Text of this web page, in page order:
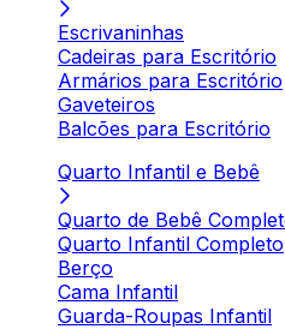
Escrivaninhas
Cadeiras para Escritório
Armários para Escritório
Gaveteiros
Balcões para Escritório
Quarto Infantil e Bebê
Quarto de Bebê
Quarto Infantil Completo
Berço
Cama Infantil
Guarda-Roupas Infantil